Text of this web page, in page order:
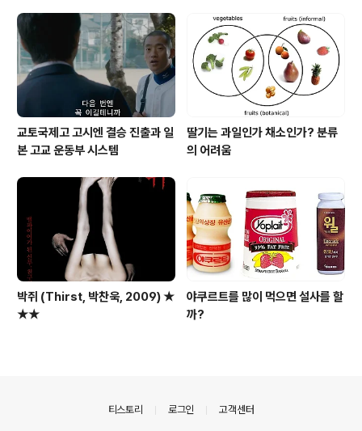
교토국제고 고시엔 결승 진출과 일
본 고교 운동부 시스템
딸기는 과일인가 채소인가? 분류
의 어려움
박쥐 (Thirst, 박찬욱, 2009) ★
★★
야쿠르트를 많이 먹으면 설사를 할
까?
티스토리 로그인 고객센터